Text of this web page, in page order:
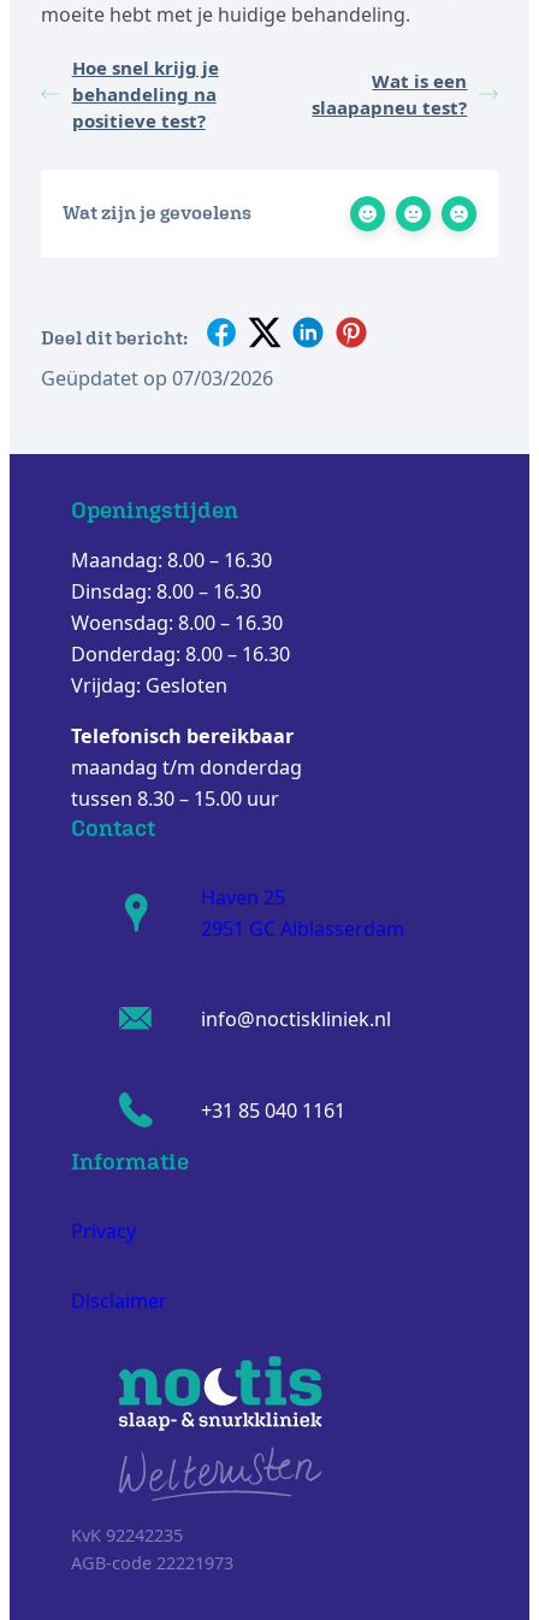
moeite hebt met je huidige behandeling.
Hoe snel krijg je
behandeling na
positieve test?
Wat is een
slaapapneu test?
Wat zijn je gevoelens
Deel dit bericht:
Geüpdatet op 07/03/2026
KvK 92242235
AGB-code 22221973
Openingstijden
Maandag: 8.00 – 16.30
Dinsdag: 8.00 – 16.30
Woensdag: 8.00 – 16.30
Donderdag: 8.00 – 16.30
Vrijdag: Gesloten
Telefonisch bereikbaar
maandag t/m donderdag
tussen 8.30 – 15.00 uur
Contact
Haven 25
2951 GC Alblasserdam
info@noctiskliniek.nl
+31 85 040 1161
Informatie
Privacy
Disclaimer